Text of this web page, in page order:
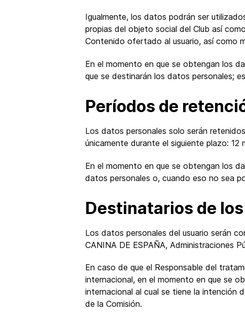
Igualmente, los datos podrán ser
propias del objeto social del Club así
Contenido ofertado al usuario, así como
En el momento en que se obtengan los
que se destinarán los datos personales;
Períodos de
Los datos personales solo serán
únicamente durante el siguiente plazo: 12
En el momento en que se obtengan los
datos personales o, cuando eso no sea
Destinatarios de
Los datos personales del usuario serán
CANINA DE ESPAÑA, Administraciones
En caso de que el Responsable del
internacional, en el momento en que se
internacional al cual se tiene la intención
de la Comisión.